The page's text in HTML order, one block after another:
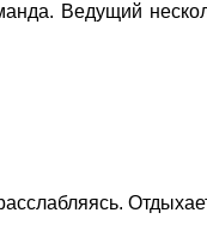
Ведущий